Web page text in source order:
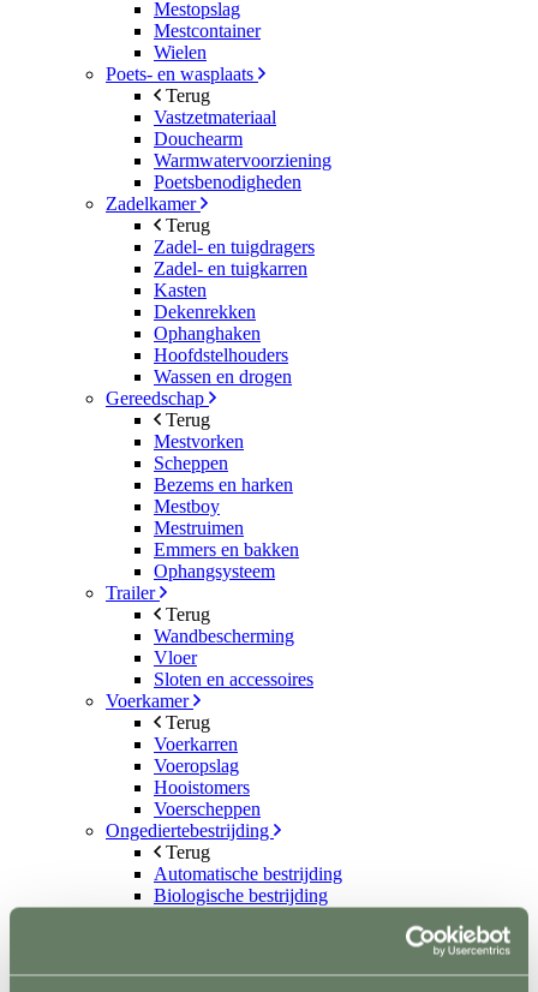
Mestopslag
Mestcontainer
Wielen
Poets- en wasplaats
Terug
Vastzetmateriaal
Douchearm
Warmwatervoorziening
Poetsbenodigheden
Zadelkamer
Terug
Zadel- en tuigdragers
Zadel- en tuigkarren
Kasten
Dekenrekken
Ophanghaken
Hoofdstelhouders
Wassen en drogen
Gereedschap
Terug
Mestvorken
Scheppen
Bezems en harken
Mestboy
Mestruimen
Emmers en bakken
Ophangsysteem
Trailer
Terug
Wandbescherming
Vloer
Sloten en accessoires
Voerkamer
Terug
Voerkarren
Voeropslag
Hooistomers
Voerscheppen
Ongediertebestrijding
Terug
Automatische bestrijding
Biologische bestrijding
Houten poorten